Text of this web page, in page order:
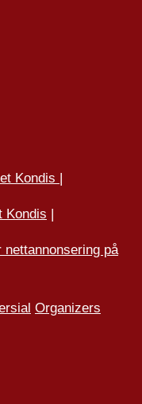
Kondis |
Kondis |
på
Organizers